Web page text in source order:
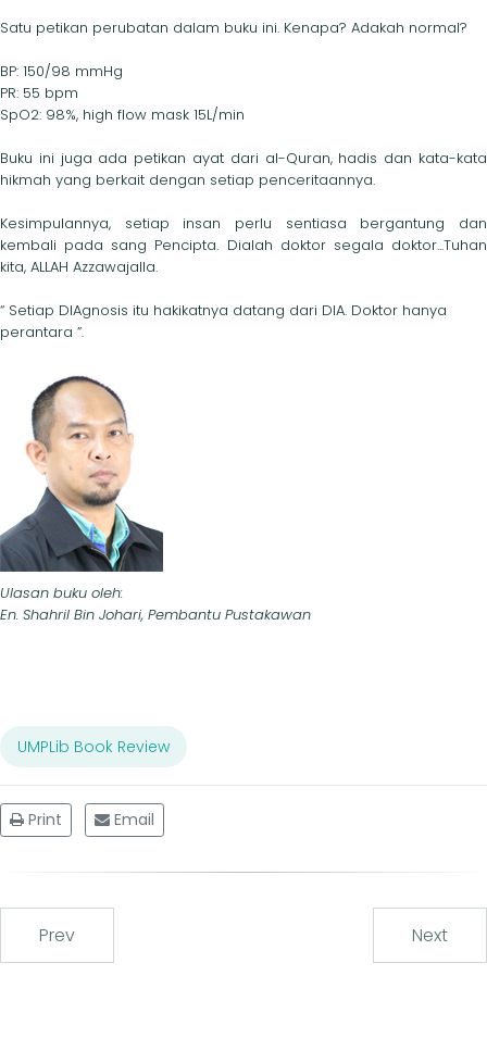
Satu petikan perubatan dalam buku ini. Kenapa? Adakah normal?
BP: 150/98 mmHg
PR: 55 bpm
SpO2: 98%, high flow mask 15L/min
Buku ini juga ada petikan ayat dari al-Quran, hadis dan kata-kata
hikmah yang berkait dengan setiap penceritaannya.
Kesimpulannya, setiap insan perlu sentiasa bergantung dan
kembali pada sang Pencipta. Dialah doktor segala doktor...Tuhan
kita, ALLAH Azzawajalla.
“ Setiap DIAgnosis itu hakikatnya datang dari DIA. Doktor hanya
perantara ”.
Ulasan buku oleh:
En. Shahril Bin Johari, Pembantu Pustakawan
UMPLib Book Review
Print Email
Prev Next